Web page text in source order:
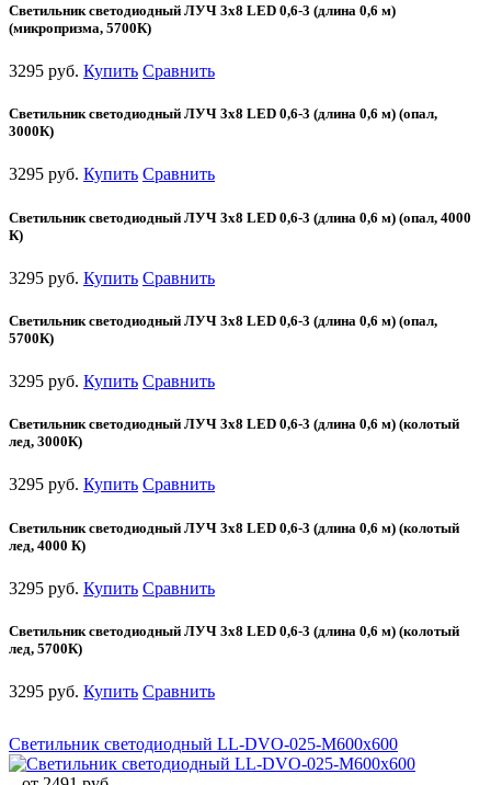
Светильник светодиодный ЛУЧ 3х8 LED 0,6-3 (длина 0,6 м)
(микропризма, 5700К)
3295 руб. Купить Сравнить
Светильник светодиодный ЛУЧ 3х8 LED 0,6-3 (длина 0,6 м) (опал,
3000К)
3295 руб. Купить Сравнить
Светильник светодиодный ЛУЧ 3х8 LED 0,6-3 (длина 0,6 м) (опал, 4000
К)
3295 руб. Купить Сравнить
Светильник светодиодный ЛУЧ 3х8 LED 0,6-3 (длина 0,6 м) (опал,
5700К)
3295 руб. Купить Сравнить
Светильник светодиодный ЛУЧ 3х8 LED 0,6-3 (длина 0,6 м) (колотый
лед, 3000К)
3295 руб. Купить Сравнить
Светильник светодиодный ЛУЧ 3х8 LED 0,6-3 (длина 0,6 м) (колотый
лед, 4000 К)
3295 руб. Купить Сравнить
Светильник светодиодный ЛУЧ 3х8 LED 0,6-3 (длина 0,6 м) (колотый
лед, 5700К)
3295 руб. Купить Сравнить
Светильник светодиодный LL-DVO-025-M600x600